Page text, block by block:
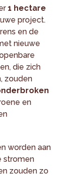
1 hectare
project.
en de
nieuwe
die zich
zouden
en
worden aan
stromen
zouden zo